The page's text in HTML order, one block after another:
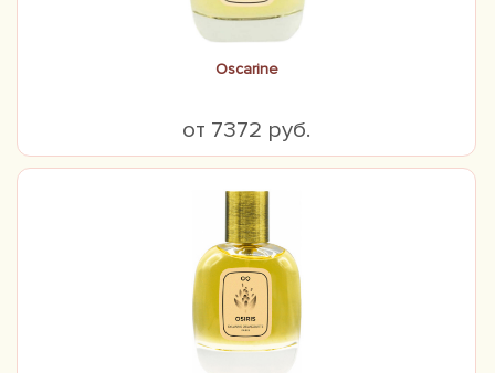
Oscarine
от 7372 руб.